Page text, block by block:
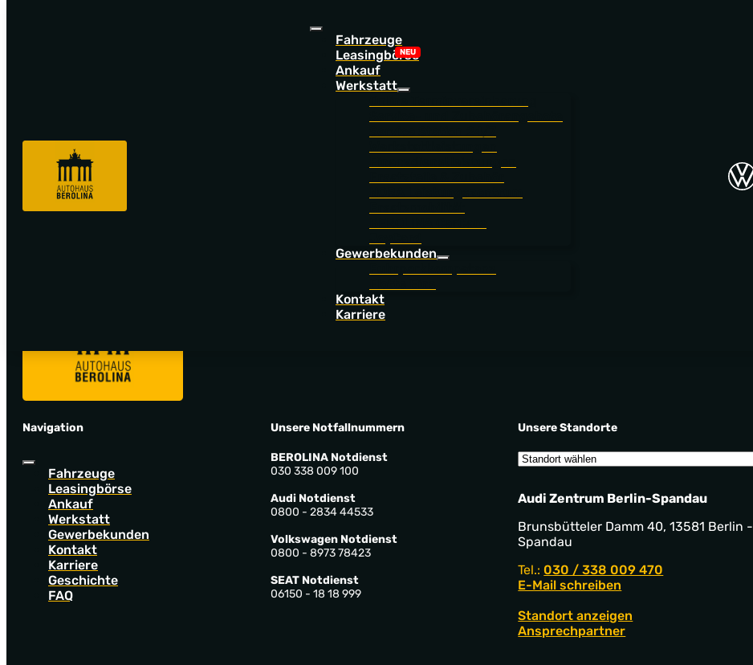
Fahrzeuge
Leasingbörse
Ankauf
Werkstatt
Gewerbekunden
Kontakt
Karriere
Go back to startpage to see our new offers.
Navigation
Fahrzeuge
Leasingbörse
Ankauf
Werkstatt
Gewerbekunden
Kontakt
Karriere
Geschichte
FAQ
Unsere Notfallnummern
BEROLINA Notdienst
030 338 009 100
Audi Notdienst
0800 - 2834 44533
Volkswagen Notdienst
0800 - 8973 78423
SEAT Notdienst
06150 - 18 18 999
Unsere Standorte
Audi Zentrum Berlin-Spandau
Brunsbütteler Damm 40, 13581 Berlin -
Spandau
Tel.: 030 / 338 009 470
E-Mail schreiben
Standort anzeigen
Ansprechpartner